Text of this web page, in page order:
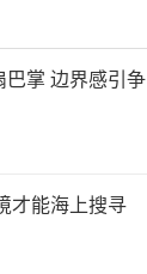
掌 边界感引争
才能海上搜寻